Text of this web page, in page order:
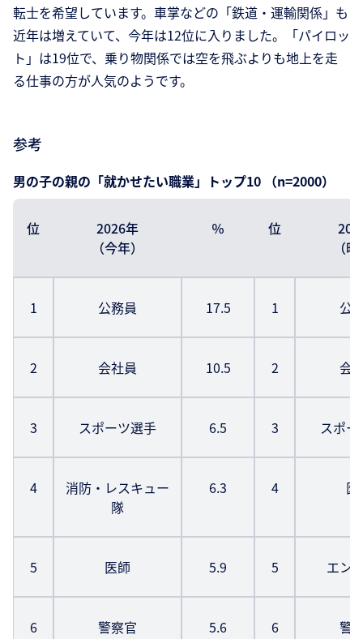
転士を希望しています。車掌などの「鉄道・運輸関係」も
近年は増えていて、今年は12位に入りました。「パイロッ
ト」は19位で、乗り物関係では空を飛ぶよりも地上を走
る仕事の方が人気のようです。
参考
男の子の親の「就かせたい職業」トップ10 （n=2000）
位
2026年
（今年）
％ 位
（
1 公務員 17.5 1 公
2 会社員 10.5 2 会
3 スポーツ選手 6.5 3 スポ
4
消防・レスキュー
隊
6.3 4 医
5 医師 5.9 5 エン
6 警察官 5.6 6 警